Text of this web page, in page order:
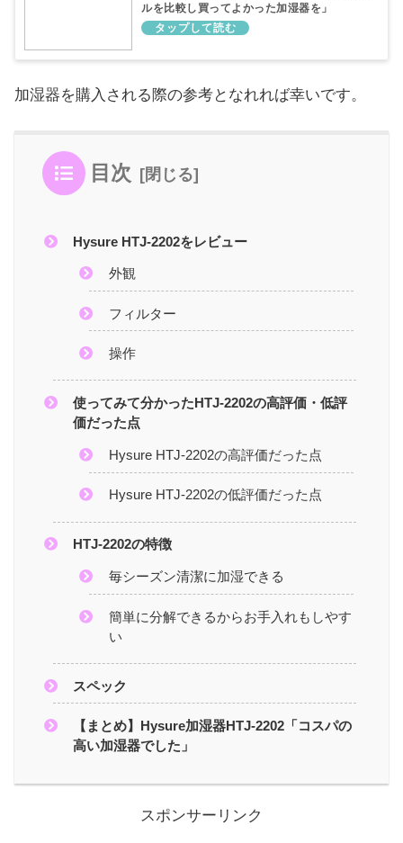
ルを比較し買ってよかった加湿器を」
加湿器を購入される際の参考となれれば幸いです。
目次
Hysure HTJ-2202をレビュー
外観
フィルター
操作
使ってみて分かったHTJ-2202の高評価・低評
価だった点
Hysure HTJ-2202の高評価だった点
Hysure HTJ-2202の低評価だった点
HTJ-2202の特徴
毎シーズン清潔に加湿できる
簡単に分解できるからお手入れもしやす
い
スペック
【まとめ】Hysure加湿器HTJ-2202「コスパの
高い加湿器でした」
スポンサーリンク